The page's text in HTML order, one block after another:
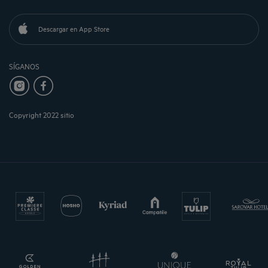
Descargar en App Store
SÍGANOS
Copyright 2022 sitio